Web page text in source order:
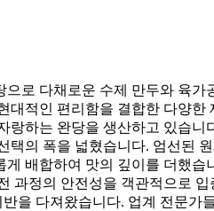
로 다채로운 수제 만두와 육
적인 편리함을 결합한 다양
하는 완당을 생산하고 있습
의 폭을 넓혔습니다. 엄선된
배합하여 맛의 깊이를 더했
정의 안전성을 객관적으로
을 다져왔습니다. 업계 전문